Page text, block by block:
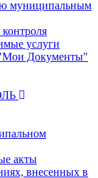
муниципальным
услуги
Документы"
акты
внесенных в